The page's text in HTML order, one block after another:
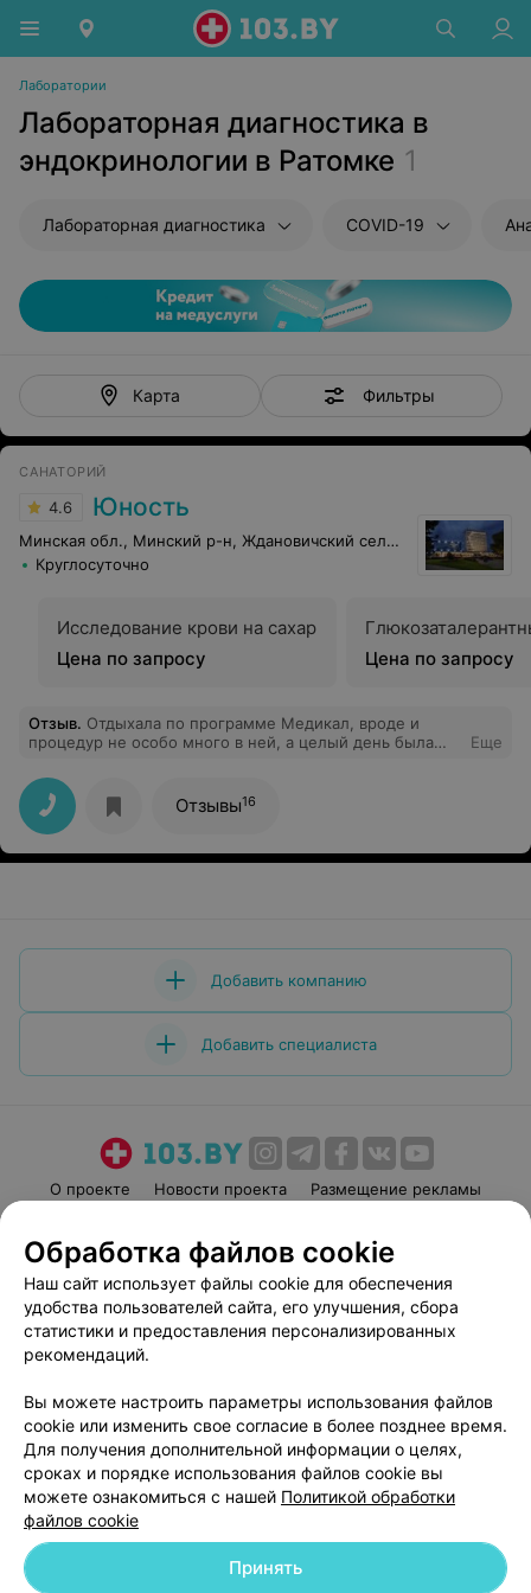
Лаборатории
Лабораторная диагностика в
эндокринологии в Ратомке 1
Лабораторная диагностика COVID-19
Карта Фильтры
САНАТОРИЙ
4.6 Юность
Минская обл., Минский р-н, Ждановичский сельсовет, 67
Круглосуточно
Исследование крови на сахар
Цена по запросу
Цена по запросу
Отзыв. Отдыхала по программе Медикал, вроде и
процедур не особо много в ней, а целый день была
легко дышать, хотя проблем с дыхательными путями
никогда не было, не ожидала такого эффекта; ванна с
бишофитом - это отдельная тема, ушла боль с
плечевого сустава. Классные девчонки по стрейчингу
и степ-аэробике Екатерина и Татьяна. Получила и
Еще
Отзывы16
Добавить компанию
Добавить специалиста
О проекте Новости проекта
Размещение рекламы
Пользовательское соглашение
Способы оплаты
Вакансии
Партнеры
Написать руководителю 103.by
Обработка персональных данных
© 2026 ООО «Артокс Лаб», УНП 191700409 | 220012, Республика Беларусь,
Обработка файлов cookie
Наш сайт использует файлы cookie для обеспечения
удобства пользователей сайта, его улучшения, сбора
статистики и предоставления персонализированных
рекомендаций.
Вы можете настроить параметры использования файлов
cookie или изменить свое согласие в более позднее время.
Для получения дополнительной информации о целях,
сроках и порядке использования файлов cookie вы
можете ознакомиться с нашей Политикой обработки
файлов cookie
Принять